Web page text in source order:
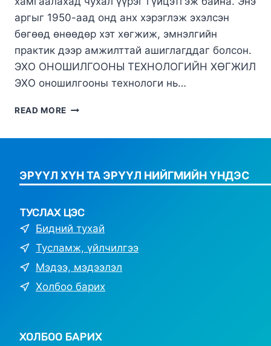
аргыг 1950-аад онд анх хэрэглэж эхэлсэн
бөгөөд өнөөдөр хэт хөгжиж, эмнэлгийн
практик дээр амжилттай ашиглагддаг болсон.
ЭХО ОНОШИЛГООНЫ ТЕХНОЛОГИЙН ХӨГЖИЛ
ЭХО оношилгооны технологи нь…
READ MORE ЭХО
БИЕД
СӨРӨГ
ШИНЖИЛГЭЭ
ЭРҮҮЛ ХҮН ТА ЭРҮҮЛ НИЙГМИЙН ҮНДЭС
ТУСЛАХ ЦЭС
Бидний тухай
Тусламж, үйлчилгээ
Мэдээ, мэдээлэл
Холбоо барих
ХОЛБОО БАРИХ